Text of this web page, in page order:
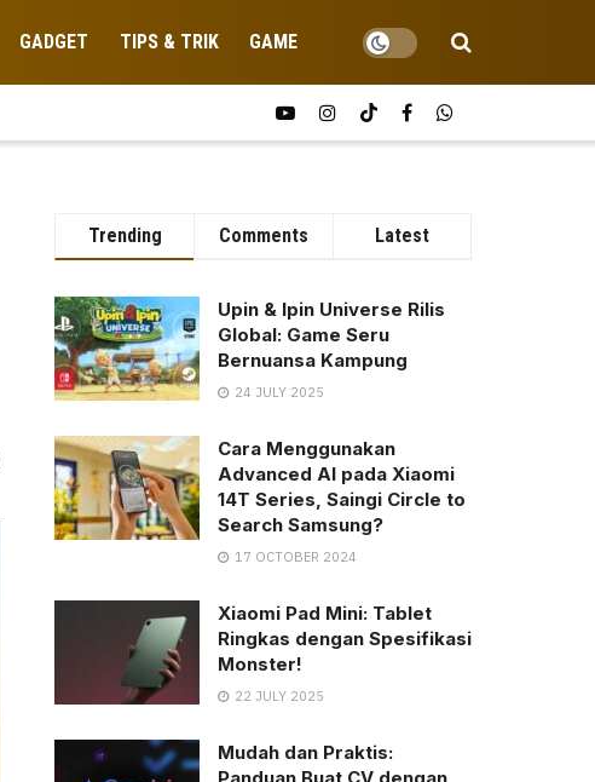
GADGET TIPS & TRIK GAME
Trending Comments Latest
Upin & Ipin Universe Rilis
Global: Game Seru
Bernuansa Kampung
24 JULY 2025
Cara Menggunakan
Advanced AI pada Xiaomi
14T Series, Saingi Circle to
Search Samsung?
17 OCTOBER 2024
Xiaomi Pad Mini: Tablet
Ringkas dengan Spesifikasi
Monster!
22 JULY 2025
Mudah dan Praktis: